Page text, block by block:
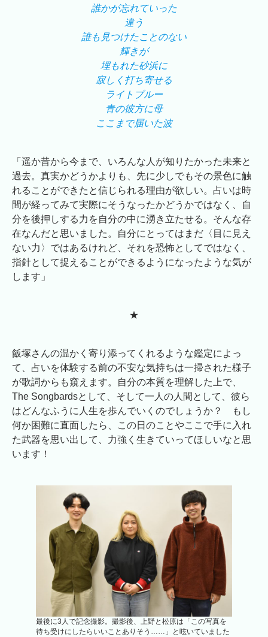
誰かが忘れていった
違う
誰も見つけたことのない
輝きが
埋もれた砂浜に
寂しく打ち寄せる
ライトブルー
青の彼方に母
ここまで届いた波
「遥か昔から今まで、いろんな人が知りたかった未来と
過去。真実かどうかよりも、先に少しでもその景色に触
れることができたと信じられる理由が欲しい。占いは時
間が経ってみて実際にそうなったかどうかではなく、自
分を後押しする力を自分の中に湧き立たせる。そんな存
在なんだと思いました。自分にとってはまだ〈目に見え
ない力〉ではあるけれど、それを恐怖としてではなく、
指針として捉えることができるようになったような気が
します」
★
飯塚さんの温かく寄り添ってくれるような鑑定によっ
て、占いを体験する前の不安な気持ちは一掃された様子
が歌詞からも窺えます。自分の本質を理解した上で、
The Songbardsとして、そして一人の人間として、彼ら
はどんなふうに人生を歩んでいくのでしょうか？ もし
何か困難に直面したら、この日のことやここで手に入れ
た武器を思い出して、力強く生きていってほしいなと思
います！
最後に3人で記念撮影。撮影後、上野と松原は「この写真を
待ち受けにしたらいいことありそう……」と呟いていました